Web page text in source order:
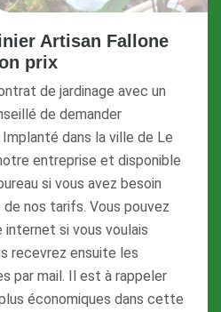
Artisan Fallone
prix
de jardinage avec un
de demander
dans la ville de Le
entreprise et disponible
si vous avez besoin
nos tarifs. Vous pouvez
si vous voulais
recevrez ensuite les
par mail. Il est à rappeler
économiques dans cette